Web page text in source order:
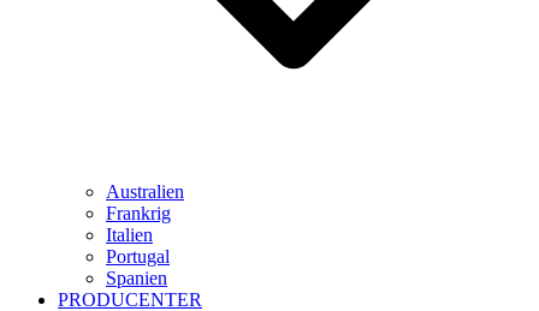
Australien
Frankrig
Italien
Portugal
Spanien
PRODUCENTER